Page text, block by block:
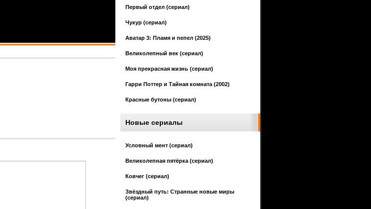
Первый отдел (сериал)
Чукур (сериал)
Аватар 3: Пламя и пепел (2025)
Великолепный век (сериал)
Моя прекрасная жизнь (сериал)
Гарри Поттер и Тайная комната (2002)
Красные бутоны (сериал)
Новые сериалы
Условный мент (сериал)
Великолепная пятёрка (сериал)
Ковчег (сериал)
Звёздный путь: Странные новые миры
(сериал)